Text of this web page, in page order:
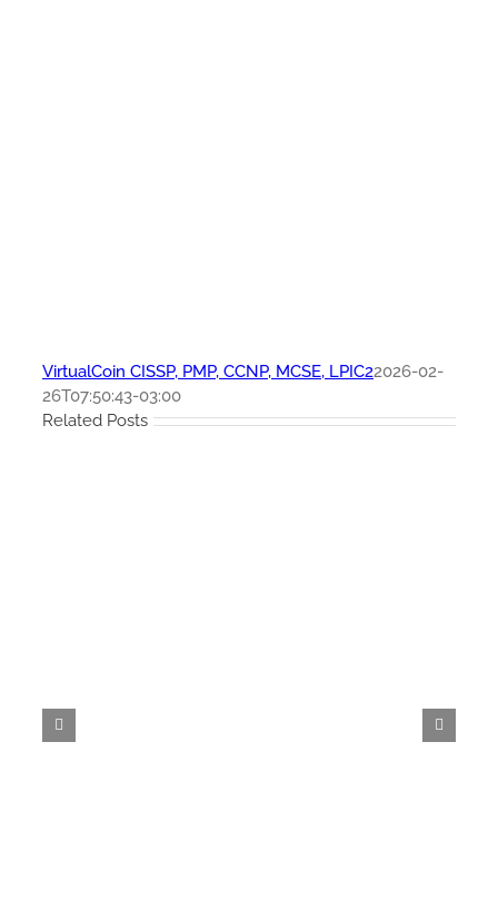
VirtualCoin CISSP, PMP, CCNP, MCSE, LPIC22026-02-
26T07:50:43-03:00
Related Posts